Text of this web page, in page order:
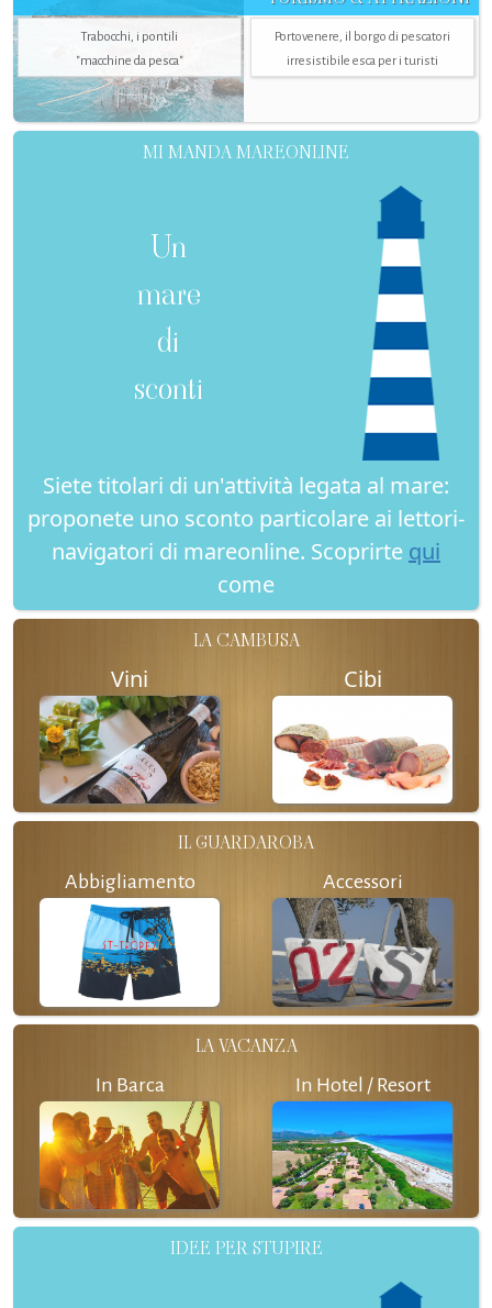
Trabocchi, i pontili
"macchine da pesca"
Portovenere, il borgo di pescatori
irresistibile esca per i turisti
MI MANDA MAREONLINE
Un
mare
di
sconti
Siete titolari di un'attività legata al mare:
proponete uno sconto particolare ai lettori-
navigatori di mareonline. Scoprirte qui
come
LA CAMBUSA
Vini Cibi
IL GUARDAROBA
Abbigliamento Accessori
LA VACANZA
In Barca In Hotel / Resort
IDEE PER STUPIRE